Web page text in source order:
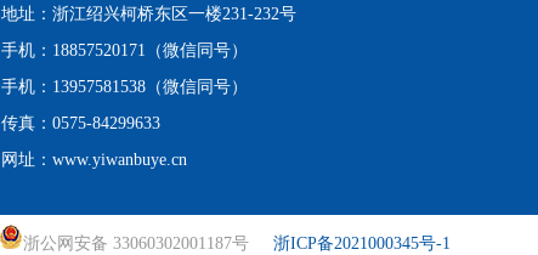
地址：浙江绍兴柯桥东区一楼231-232号
手机：18857520171（微信同号）
手机：13957581538（微信同号）
传真：0575-84299633
网址：www.yiwanbuye.cn
浙公网安备 33060302001187号 浙ICP备2021000345号-1